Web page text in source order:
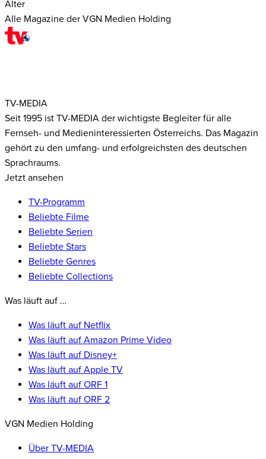
Alter
Alle Magazine der VGN Medien Holding
TV-MEDIA
Seit 1995 ist TV-MEDIA der wichtigste Begleiter für alle
Fernseh- und Medieninteressierten Österreichs. Das Magazin
gehört zu den umfang- und erfolgreichsten des deutschen
Sprachraums.
Jetzt ansehen
TV-Programm
Beliebte Filme
Beliebte Serien
Beliebte Stars
Beliebte Genres
Beliebte Collections
Was läuft auf …
Was läuft auf Netflix
Was läuft auf Amazon Prime Video
Was läuft auf Disney+
Was läuft auf Apple TV
Was läuft auf ORF 1
Was läuft auf ORF 2
VGN Medien Holding
Über TV-MEDIA